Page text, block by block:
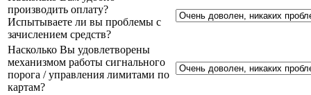
производить оплату?
Испытываете ли вы проблемы с
зачислением средств?
Насколько Вы удовлетворены
механизмом работы сигнального
порога / управления лимитами по
картам?